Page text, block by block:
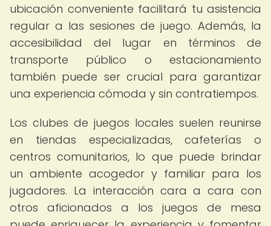
ubicación conveniente facilitará tu asistencia
regular a las sesiones de juego. Además, la
accesibilidad del lugar en términos de
transporte público o estacionamiento
también puede ser crucial para garantizar
una experiencia cómoda y sin contratiempos.
Los clubes de juegos locales suelen reunirse
en tiendas especializadas, cafeterías o
centros comunitarios, lo que puede brindar
un ambiente acogedor y familiar para los
jugadores. La interacción cara a cara con
otros aficionados a los juegos de mesa